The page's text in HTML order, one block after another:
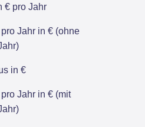
€ pro Jahr
Jahr in € (ohne
in €
Jahr in € (mit